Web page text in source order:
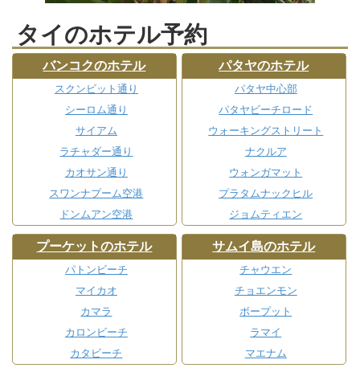
タイのホテル予約
バンコクのホテル
スクンビット通り
シーロム通り
サイアム
ラチャダー通り
カオサン通り
スワンナプーム空港
ドンムアン空港
パタヤのホテル
パタヤ中心部
パタヤビーチロード
ウォーキングストリート
ナクルア
ウォンガマット
プラタムナックヒル
ジョムティエン
プーケットのホテル
パトンビーチ
マイカオ
カマラ
カロンビーチ
カタビーチ
サムイ島のホテル
チャウエン
チョエンモン
ボープット
ラマイ
マエナム